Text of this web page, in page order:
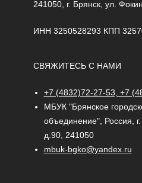
241050, г. Брянск, ул.
ИНН 3250528293 КПП
СВЯЖИТЕСЬ С НАМИ
+7 (4832)72-27-53, +7
МБУК "Брянское
объединение", Россия,
д.90, 241050
mbuk-bgko@yandex.ru